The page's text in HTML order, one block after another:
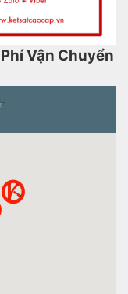
Vận Chuyển